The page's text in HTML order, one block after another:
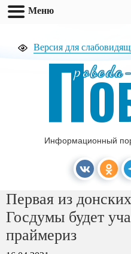
Версия для
П
Информационный
Первая из
Госдумы будет
праймериз
Меню